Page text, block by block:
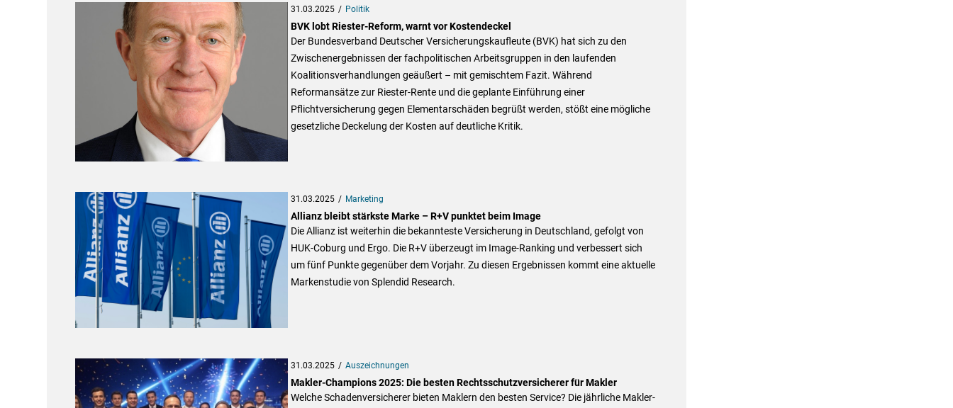
31.03.2025 Politik
BVK lobt Riester-Reform, warnt vor Kostendeckel
Der Bundesverband Deutscher Versicherungskaufleute (BVK) hat sich zu den
Zwischenergebnissen der fachpolitischen Arbeitsgruppen in den laufenden
Koalitionsverhandlungen geäußert – mit gemischtem Fazit. Während
Reformansätze zur Riester-Rente und die geplante Einführung einer
Pflichtversicherung gegen Elementarschäden begrüßt werden, stößt eine mögliche
gesetzliche Deckelung der Kosten auf deutliche Kritik.
31.03.2025 Marketing
Allianz bleibt stärkste Marke – R+V punktet beim Image
Die Allianz ist weiterhin die bekannteste Versicherung in Deutschland, gefolgt von
HUK-Coburg und Ergo. Die R+V überzeugt im Image-Ranking und verbessert sich
um fünf Punkte gegenüber dem Vorjahr. Zu diesen Ergebnissen kommt eine aktuelle
Markenstudie von Splendid Research.
31.03.2025 Auszeichnungen
Makler-Champions 2025: Die besten Rechtsschutzversicherer für Makler
Welche Schadenversicherer bieten Maklern den besten Service? Die jährliche Makler-